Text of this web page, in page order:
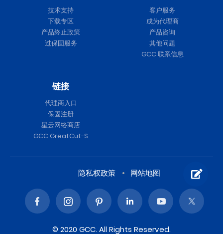
技术支持
下载专区
产品终止政策
过保固服务
客户服务
成为代理商
产品咨询
其他问题
GCC 联系信息
链接
代理商入口
保固注册
星云网络商店
GCC GreatCut-S
隐私权政策 网站地图
© 2020 GCC. All Rights Reserved.